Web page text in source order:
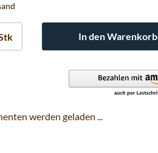
In den Warenkorb
werden geladen ...